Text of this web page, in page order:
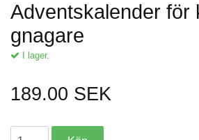
Adventskalender för
gnagare
I lager.
189.00 SEK